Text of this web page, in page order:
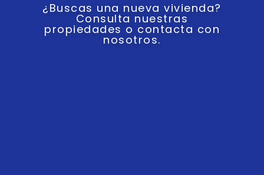
¿Buscas una nueva vivienda?
Consulta nuestras
propiedades o contacta con
nosotros.